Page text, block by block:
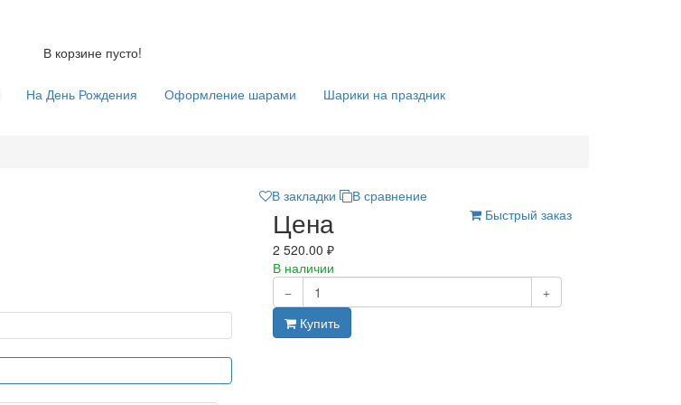
В корзине пусто!
На День Рождения Оформление шарами Шарики на праздник
В закладки В сравнение
Цена
2 520.00 ₽
В наличии
Купить
Быстрый заказ